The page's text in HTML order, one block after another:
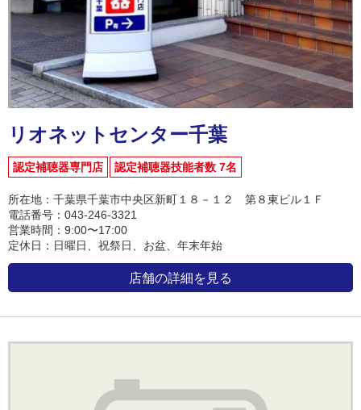
リオネットセンター千葉
認定補聴器専門店 認定補聴器技能者数 7名
所在地：千葉県千葉市中央区新町１８－１２ 第８東ビル１Ｆ
電話番号：043-246-3321
営業時間：9:00〜17:00
定休日：日曜日、祝祭日、お盆、年末年始
店舗の詳細を見る